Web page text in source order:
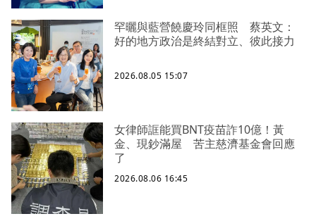
罕曬與藍營饒慶玲同框照 蔡英文：
好的地方政治是終結對立、彼此接力
2026.08.05 15:07
女律師誆能買BNT疫苗詐10億！黃
金、現鈔滿屋 苦主慈濟基金會回應
了
2026.08.06 16:45